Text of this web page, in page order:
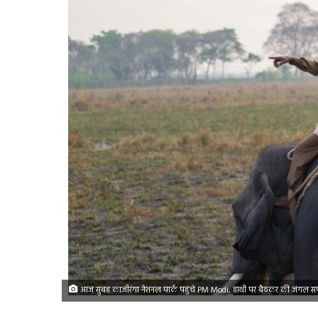
आज सुबह काजीरंगा नेशनल पार्क पहुंचे PM Modi, हाथी पर बैठकर की जंगल